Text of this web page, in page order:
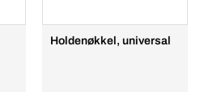
Holdenøkkel, universal